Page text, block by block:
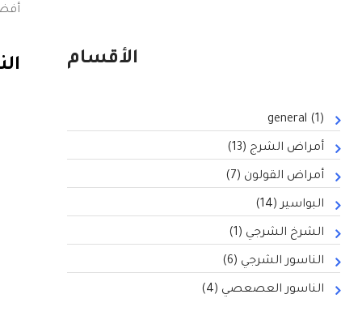
الأقسام
general (1)
أمراض الشرج (13)
أمراض القولون (7)
البواسير(14)
الشرخ الشرجي (1)
الناسور الشرجي (6)
الناسور العصعصي (4)